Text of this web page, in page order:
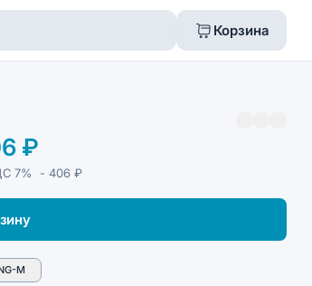
Корзина
₽
7% - 406 ₽
M